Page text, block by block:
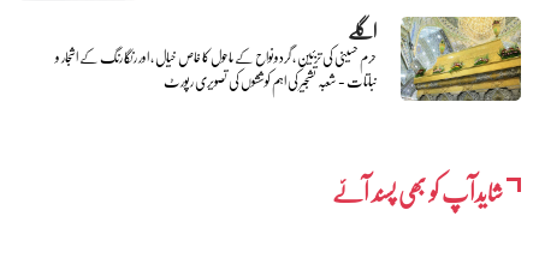
اگلے
حرم حسینی کی تزئین ، گردونواح کے ماحول کا خاص خیال ، اور رنگا رنگ کے اشجار و
نباتات - شعبہ تشجیر کی اہم کوششوں کی تصویری رپورٹ
شایدآپ کو بھی پسند آئے